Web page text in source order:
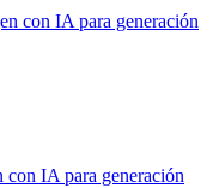
con IA para generación
con IA para generación